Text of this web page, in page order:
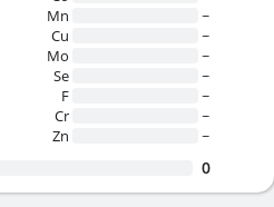
Mn
~
Cu
~
Mo
~
Se
~
F
~
Cr
~
Zn
~
0